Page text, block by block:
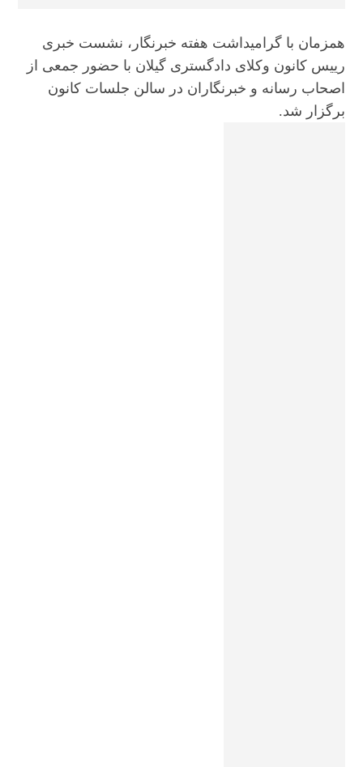
همزمان با گرامیداشت هفته خبرنگار، نشست خبری
رییس کانون وکلای دادگستری گیلان با حضور جمعی از
اصحاب رسانه و خبرنگاران در سالن جلسات کانون
برگزار شد.